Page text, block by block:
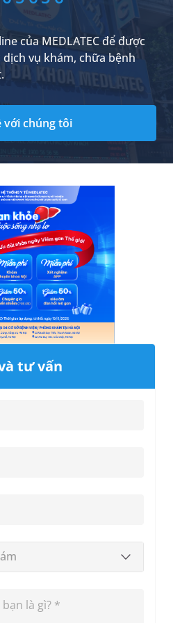
của MEDLATEC để được
vụ khám, chữa bệnh
với chúng tôi
tư vấn